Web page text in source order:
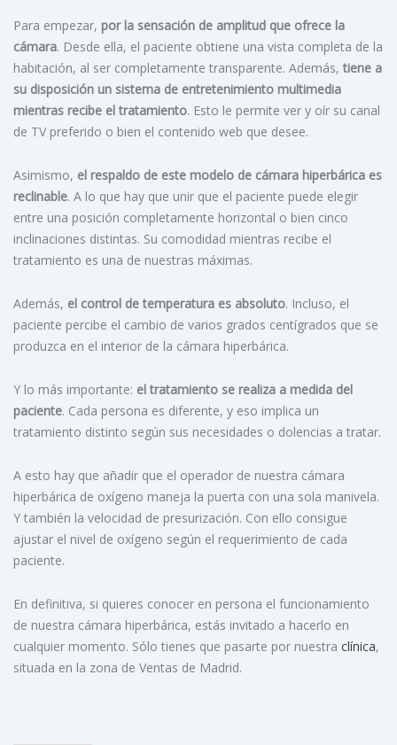
Para empezar, por la sensación de amplitud que ofrece la
cámara. Desde ella, el paciente obtiene una vista completa de la
habitación, al ser completamente transparente. Además,tiene a
su disposición un sistema de entretenimiento multimedia
mientras recibe el tratamiento. Esto le permite ver y oír su canal
de TV preferido o bien el contenido web que desee.
Asimismo, el respaldo de este modelo de cámara hiperbárica es
reclinable. A lo que hay que unir que el paciente puede elegir
entre una posición completamente horizontal o bien cinco
inclinaciones distintas. Su comodidad mientras recibe el
tratamiento es una de nuestras máximas.
Además, el control de temperatura es absoluto. Incluso, el
paciente percibe el cambio de varios grados centígrados que se
produzca en el interior de la cámara hiperbárica.
Y lo más importante: el tratamiento se realiza a medida del
paciente. Cada persona es diferente, y eso implica un
tratamiento distinto según sus necesidades o dolencias a tratar.
A esto hay que añadir que el operador de nuestra cámara
hiperbárica de oxígeno maneja la puerta con una sola manivela.
Y también la velocidad de presurización. Con ello consigue
ajustar el nivel de oxígeno según el requerimiento de cada
paciente.
En definitiva, si quieres conocer en persona el funcionamiento
de nuestra cámara hiperbárica, estás invitado a hacerlo en
cualquier momento. Sólo tienes que pasarte por nuestra clínica,
situada en la zona de Ventas de Madrid.